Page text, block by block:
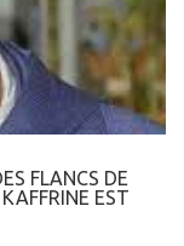
FLANCS DE
EST